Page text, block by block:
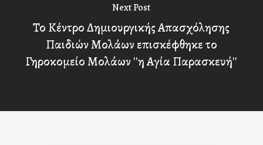
Next Post
Το Κέντρο Δημιουργικής Απασχόλησης
Παιδιών Μολάων επισκέφθηκε το
Γηροκομείο Μολάων ''η Αγία Παρασκευή''